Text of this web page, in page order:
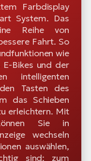
Farbdisplay
System. Das
Reihe von
Fahrt. So
wie
E-Bikes und der
intelligenten
Tasten des
das Schieben
erleichtern. Mit
Sie in
wechseln
auswählen,
sind: zum